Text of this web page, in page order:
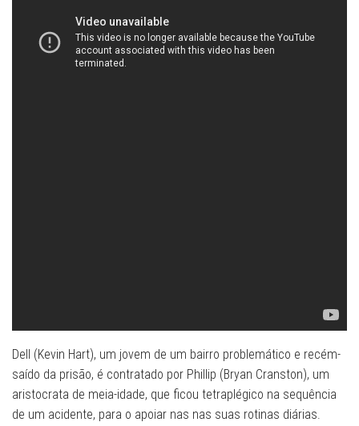
Dell (Kevin Hart), um jovem de um bairro problemático e recém-
saído da prisão, é contratado por Phillip (Bryan Cranston), um
aristocrata de meia-idade, que ficou tetraplégico na sequência
de um acidente, para o apoiar nas nas suas rotinas diárias.